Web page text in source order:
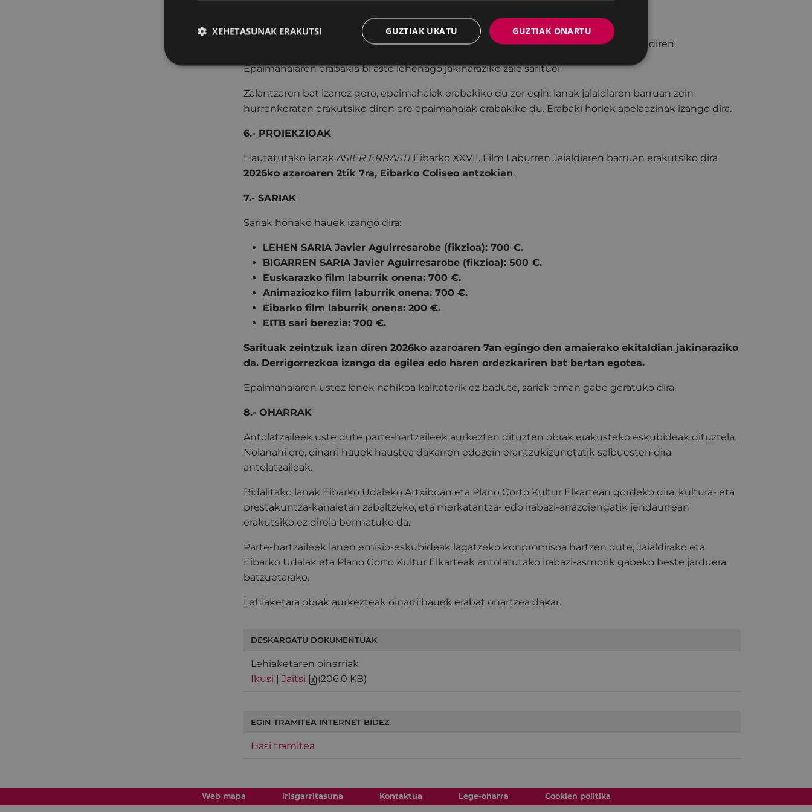
Lehiaketarako bereziki izendatutako epaimahaiak erabakiko du zein lan aurkeztuko diren.
Epaimahaiaren erabakia bi aste lehenago jakinaraziko zaie sarituei.
Zalantzaren bat izanez gero, epaimahaiak erabakiko du zer egin; lanak jaialdiaren barruan zein
hurrenkeratan erakutsiko diren ere epaimahaiak erabakiko du. Erabaki horiek apelaezinak izango dira.
6.- PROIEKZIOAK
Hautatutako lanakASIER ERRASTI Eibarko XXVII. Film Laburren Jaialdiaren barruan erakutsiko dira
2026ko azaroaren 2tik 7ra, Eibarko Coliseo antzokian.
7.- SARIAK
Sariak honako hauek izango dira:
LEHEN SARIA Javier Aguirresarobe (fikzioa): 700 €.
BIGARREN SARIA Javier Aguirresarobe (fikzioa): 500 €.
Euskarazko film laburrik onena: 700 €.
Animaziozko film laburrik onena: 700 €.
Eibarko film laburrik onena: 200 €.
EITB sari berezia: 700 €.
Sarituak zeintzuk izan diren 2026ko azaroaren 7an egingo den amaierako ekitaldian jakinaraziko
da. Derrigorrezkoa izango da egilea edo haren ordezkariren bat bertan egotea.
Epaimahaiaren ustez lanek nahikoa kalitaterik ez badute, sariak eman gabe geratuko dira.
8.- OHARRAK
Antolatzaileek uste dute parte-hartzaileek aurkezten dituzten obrak erakusteko eskubideak dituztela.
Nolanahi ere, oinarri hauek haustea dakarren edozein erantzukizunetatik salbuesten dira
antolatzaileak.
Bidalitako lanak Eibarko Udaleko Artxiboan eta Plano Corto Kultur Elkartean gordeko dira, kultura- eta
prestakuntza-kanaletan zabaltzeko, eta merkataritza- edo irabazi-arrazoiengatik jendaurrean
erakutsiko ez direla bermatuko da.
Parte-hartzaileek lanen emisio-eskubideak lagatzeko konpromisoa hartzen dute, Jaialdirako eta
Eibarko Udalak eta Plano Corto Kultur Elkarteak antolatutako irabazi-asmorik gabeko beste jarduera
batzuetarako.
Lehiaketara obrak aurkezteak oinarri hauek erabat onartzea dakar.
DESKARGATU DOKUMENTUAK
Lehiaketaren oinarriak
Ikusi | Jaitsi (206.0 KB)
EGIN TRAMITEA INTERNET BIDEZ
Hasi tramitea
Web mapa Irisgarritasuna Kontaktua Lege-oharra Cookien politika
GUZTIAK ONARTU
GUZTIAK UKATU
XEHETASUNAK ERAKUTSI